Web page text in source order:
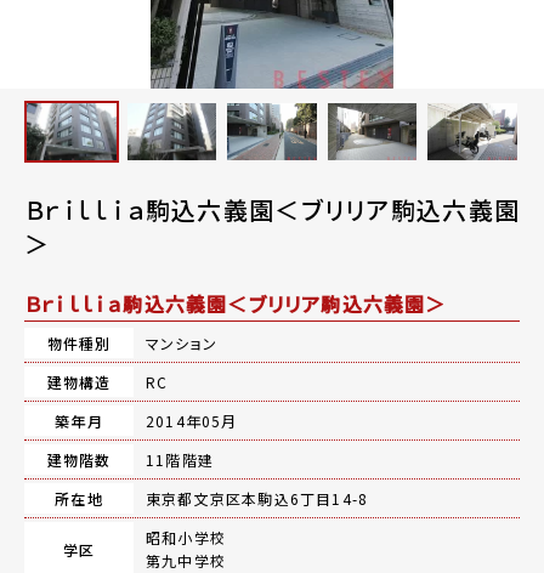
Ｂｒｉｌｌｉａ駒込六義園＜ブリリア駒込六義園
＞
Ｂｒｉｌｌｉａ駒込六義園＜ブリリア駒込六義園＞
物件種別
マンション
建物構造
RC
築年月
2014年05月
建物階数
11階階建
所在地
東京都文京区本駒込6丁目14-8
学区
昭和小学校
第九中学校